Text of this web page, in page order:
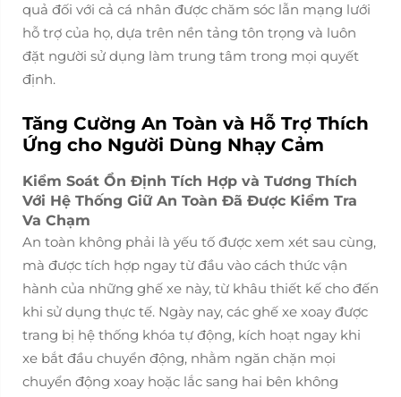
quả đối với cả cá nhân được chăm sóc lẫn mạng lưới
hỗ trợ của họ, dựa trên nền tảng tôn trọng và luôn
đặt người sử dụng làm trung tâm trong mọi quyết
định.
Tăng Cường An Toàn và Hỗ Trợ Thích
Ứng cho Người Dùng Nhạy Cảm
Kiểm Soát Ổn Định Tích Hợp và Tương Thích
Với Hệ Thống Giữ An Toàn Đã Được Kiểm Tra
Va Chạm
An toàn không phải là yếu tố được xem xét sau cùng,
mà được tích hợp ngay từ đầu vào cách thức vận
hành của những ghế xe này, từ khâu thiết kế cho đến
khi sử dụng thực tế. Ngày nay, các ghế xe xoay được
trang bị hệ thống khóa tự động, kích hoạt ngay khi
xe bắt đầu chuyển động, nhằm ngăn chặn mọi
chuyển động xoay hoặc lắc sang hai bên không